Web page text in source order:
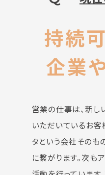
持続
企業
営業の仕事は、新し
いただいているお客
タという会社そのも
に繋がります。次も